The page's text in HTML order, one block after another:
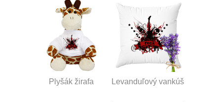
Plyšák žirafa Levanduľový vankúš